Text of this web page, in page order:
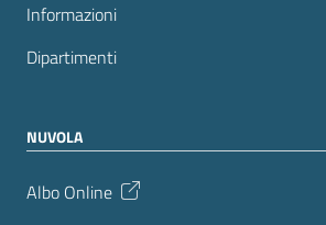
Informazioni
Dipartimenti
NUVOLA
Albo Online